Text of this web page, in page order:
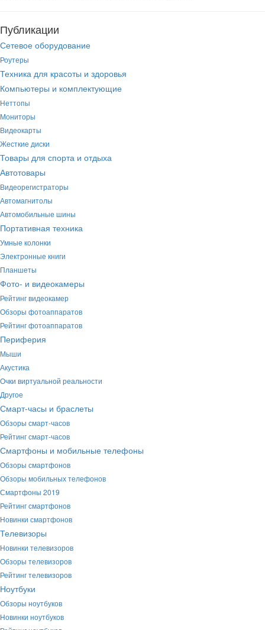
Публикации
Сетевое оборудование
Роутеры
Техника для красоты и здоровья
Компьютеры и комплектующие
Неттопы
Мониторы
Видеокарты
Жесткие диски
Товары для спорта и отдыха
Автотовары
Видеорегистраторы
Автомагнитолы
Автомобильные шины
Портативная техника
Умные колонки
Электронные книги
Планшеты
Фото- и видеокамеры
Рейтинг видеокамер
Обзоры фотоаппаратов
Рейтинг фотоаппаратов
Периферия
Мыши
Акустика
Очки виртуальной реальности
Другое
Смарт-часы и браслеты
Обзоры смарт-часов
Рейтинг смарт-часов
Смартфоны и мобильные телефоны
Обзоры смартфонов
Обзоры мобильных телефонов
Смартфоны 2019
Рейтинг смартфонов
Новинки смартфонов
Телевизоры
Новинки телевизоров
Обзоры телевизоров
Рейтинг телевизоров
Ноутбуки
Обзоры ноутбуков
Новинки ноутбуков